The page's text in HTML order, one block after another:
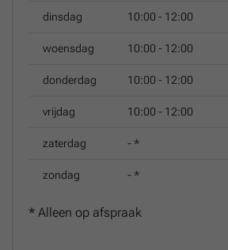
dinsdag 10:00 - 12:00
woensdag 10:00 - 12:00
donderdag 10:00 - 12:00
vrijdag 10:00 - 12:00
zaterdag - *
zondag - *
* Alleen op afspraak